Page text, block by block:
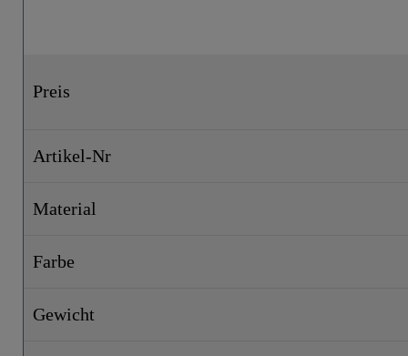
Höhe
Länge
Preis
Artikel-Nr
Material
Farbe
Gewicht